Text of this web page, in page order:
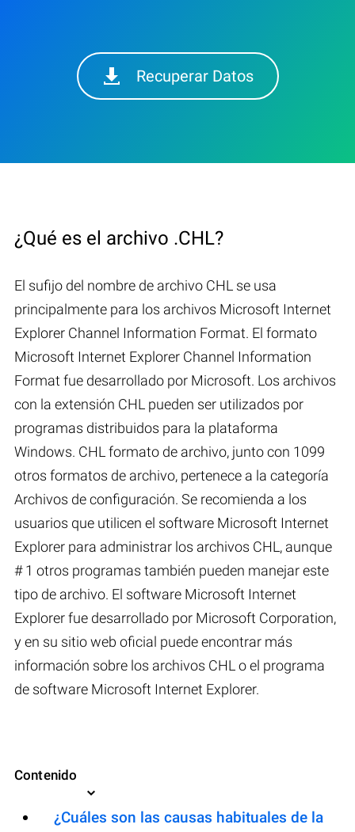
Recuperar Datos
¿Qué es el archivo .CHL?
El sufijo del nombre de archivo CHL se usa
principalmente para los archivos Microsoft Internet
Explorer Channel Information Format. El formato
Microsoft Internet Explorer Channel Information
Format fue desarrollado por Microsoft. Los archivos
con la extensión CHL pueden ser utilizados por
programas distribuidos para la plataforma
Windows. CHL formato de archivo, junto con 1099
otros formatos de archivo, pertenece a la categoría
Archivos de configuración. Se recomienda a los
usuarios que utilicen el software Microsoft Internet
Explorer para administrar los archivos CHL, aunque
# 1 otros programas también pueden manejar este
tipo de archivo. El software Microsoft Internet
Explorer fue desarrollado por Microsoft Corporation,
y en su sitio web oficial puede encontrar más
información sobre los archivos CHL o el programa
de software Microsoft Internet Explorer.
Contenido
¿Cuáles son las causas habituales de la